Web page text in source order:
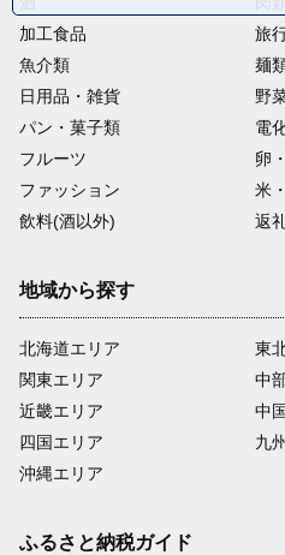
加工食品
旅
魚介類
麺
日用品・雑貨
野
パン・菓子類
電
フルーツ
卵
ファッション
米
飲料(酒以外)
返
地域から探す
北海道エリア
関東エリア
近畿エリア
四国エリア
沖縄エリア
東
中
中
九
ふるさと納税ガイド